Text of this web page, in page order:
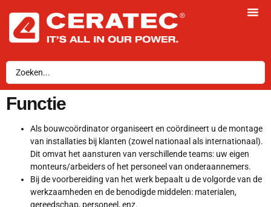
Functie
Als bouwcoördinator organiseert en coördineert u de montage
van installaties bij klanten (zowel nationaal als internationaal).
Dit omvat het aansturen van verschillende teams: uw eigen
monteurs/arbeiders of het personeel van onderaannemers.
Bij de voorbereiding van het werk bepaalt u de volgorde van de
werkzaamheden en de benodigde middelen: materialen,
gereedschap, personeel, enz.